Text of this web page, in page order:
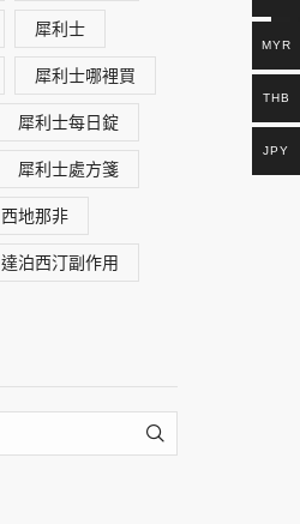
犀利士
犀利士哪裡買
犀利士每日錠
犀利士處方箋
西地那非
達泊西汀副作用
SEARCH
MYR
THB
JPY